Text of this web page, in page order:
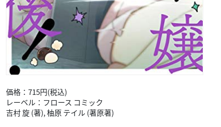
価格：715円(税込)
レーベル：フロース コミック
吉村 旋 (著), 柚原 テイル (著原著)